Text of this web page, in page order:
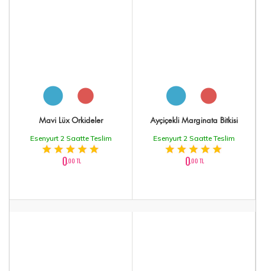
Mavi Lüx Orkideler
Esenyurt 2 Saatte Teslim
0,00 TL
Ayçiçekli Marginata Bitkisi
Esenyurt 2 Saatte Teslim
0,00 TL